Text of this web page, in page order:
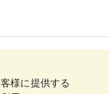
様に提供する